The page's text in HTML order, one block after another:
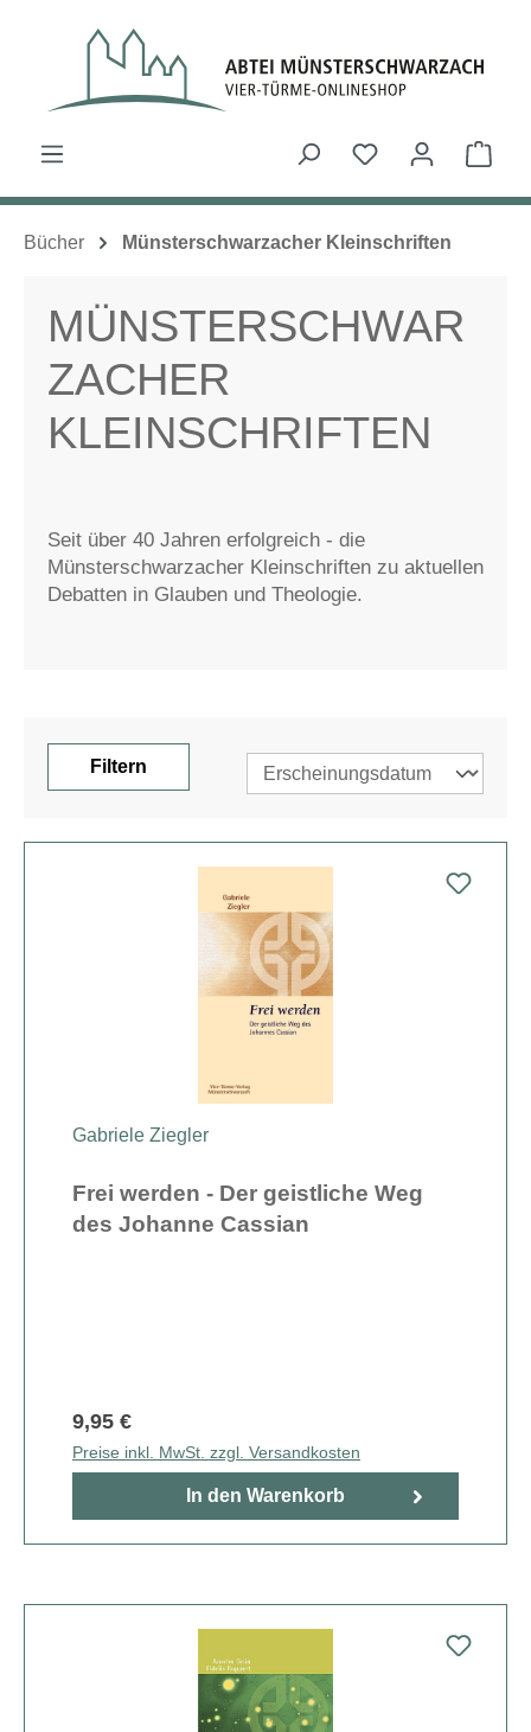
Zum Hauptinhalt springen
Du hast 0
Bücher Münsterschwarzacher Kleinschriften
MÜNSTERSCHWAR
ZACHER
KLEINSCHRIFTEN
Seit über 40 Jahren erfolgreich - die
Münsterschwarzacher Kleinschriften zu aktuellen
Debatten in Glauben und Theologie.
Filtern
Gabriele Ziegler
Frei werden - Der geistliche Weg
des Johanne Cassian
9,95 €
Preise inkl. MwSt. zzgl. Versandkosten
In den Warenkorb